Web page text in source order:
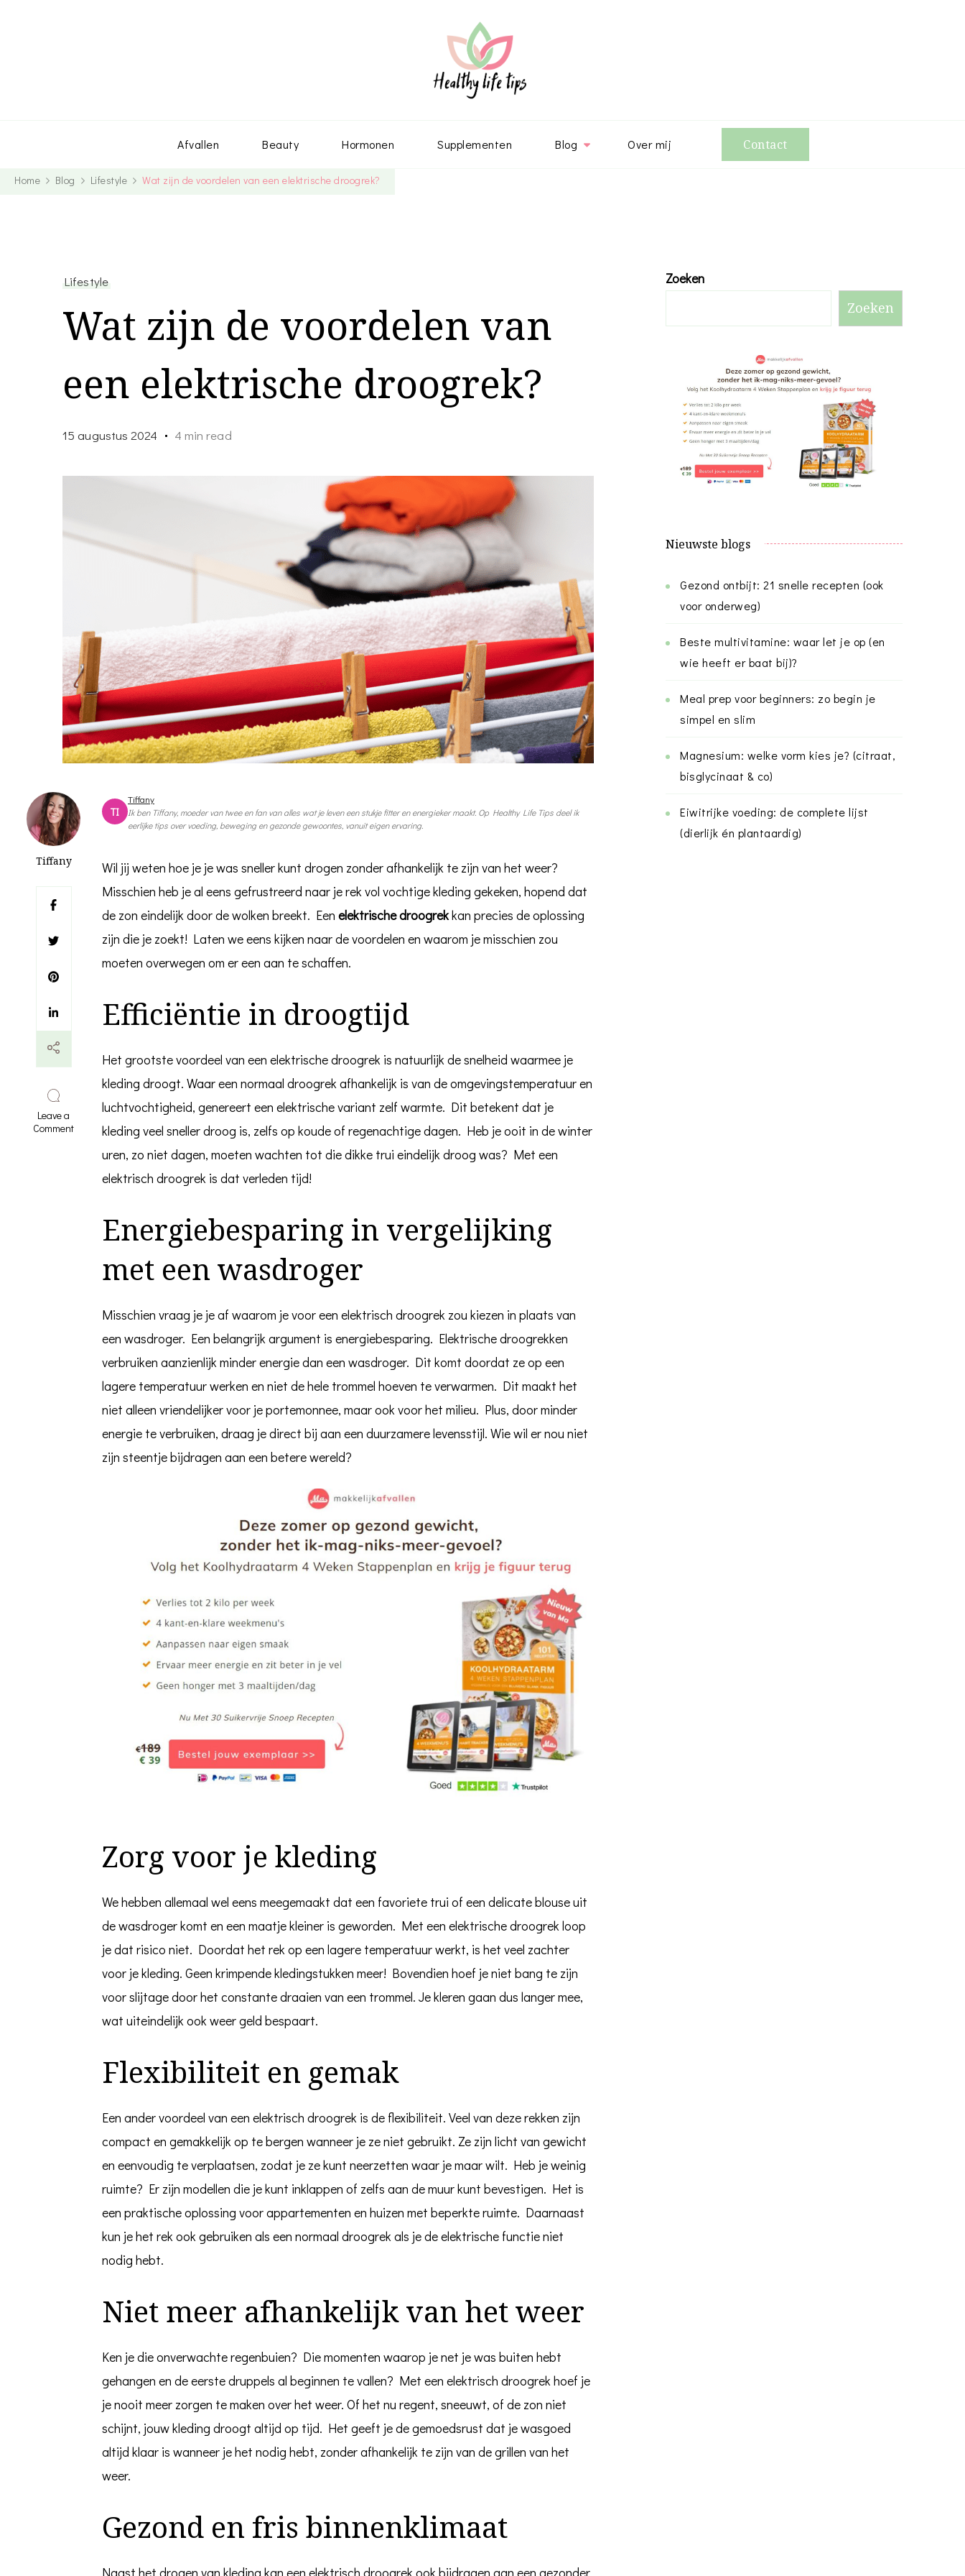
Afvallen Beauty Hormonen Supplementen Blog Over mij Contact
Home Blog Lifestyle Wat zijn de voordelen van een elektrische droogrek?
Lifestyle
Wat zijn de voordelen van
een elektrische droogrek?
15 augustus 2024 4 min read
Tiffany
Leave a
Commenton
voordelen
elektrische
droogrek?
TI
Tiffany
Ik ben Tiffany, moeder van twee en fan van alles wat je leven een stukje fitter en energieker maakt. Op Healthy Life Tips deel ik
eerlijke tips over voeding, beweging en gezonde gewoontes, vanuit eigen ervaring.
Wil jij weten hoe je je was sneller kunt drogen zonder afhankelijk te zijn van het weer?
Misschien heb je al eens gefrustreerd naar je rek vol vochtige kleding gekeken, hopend dat
de zon eindelijk door de wolken breekt. Een elektrische droogrekkan precies de oplossing
zijn die je zoekt! Laten we eens kijken naar de voordelen en waarom je misschien zou
moeten overwegen om er een aan te schaffen.
Efficiëntie in droogtijd
Het grootste voordeel van een elektrische droogrek is natuurlijk de snelheid waarmee je
kleding droogt. Waar een normaal droogrek afhankelijk is van de omgevingstemperatuur en
luchtvochtigheid, genereert een elektrische variant zelf warmte. Dit betekent dat je
kleding veel sneller droog is, zelfs op koude of regenachtige dagen. Heb je ooit in de winter
uren, zo niet dagen, moeten wachten tot die dikke trui eindelijk droog was? Met een
elektrisch droogrek is dat verleden tijd!
Energiebesparing in vergelijking
met een wasdroger
Misschien vraag je je af waarom je voor een elektrisch droogrek zou kiezen in plaats van
een wasdroger. Een belangrijk argument is energiebesparing. Elektrische droogrekken
verbruiken aanzienlijk minder energie dan een wasdroger. Dit komt doordat ze op een
lagere temperatuur werken en niet de hele trommel hoeven te verwarmen. Dit maakt het
niet alleen vriendelijker voor je portemonnee, maar ook voor het milieu. Plus, door minder
energie te verbruiken, draag je direct bij aan een duurzamere levensstijl. Wie wil er nou niet
zijn steentje bijdragen aan een betere wereld?
Zorg voor je kleding
We hebben allemaal wel eens meegemaakt dat een favoriete trui of een delicate blouse uit
de wasdroger komt en een maatje kleiner is geworden. Met een elektrische droogrek loop
je dat risico niet. Doordat het rek op een lagere temperatuur werkt, is het veel zachter
voor je kleding. Geen krimpende kledingstukken meer! Bovendien hoef je niet bang te zijn
voor slijtage door het constante draaien van een trommel. Je kleren gaan dus langer mee,
wat uiteindelijk ook weer geld bespaart.
Flexibiliteit en gemak
Een ander voordeel van een elektrisch droogrek is de flexibiliteit. Veel van deze rekken zijn
compact en gemakkelijk op te bergen wanneer je ze niet gebruikt. Ze zijn licht van gewicht
en eenvoudig te verplaatsen, zodat je ze kunt neerzetten waar je maar wilt. Heb je weinig
ruimte? Er zijn modellen die je kunt inklappen of zelfs aan de muur kunt bevestigen. Het is
een praktische oplossing voor appartementen en huizen met beperkte ruimte. Daarnaast
kun je het rek ook gebruiken als een normaal droogrek als je de elektrische functie niet
nodig hebt.
Niet meer afhankelijk van het weer
Ken je die onverwachte regenbuien? Die momenten waarop je net je was buiten hebt
gehangen en de eerste druppels al beginnen te vallen? Met een elektrisch droogrek hoef je
je nooit meer zorgen te maken over het weer. Of het nu regent, sneeuwt, of de zon niet
schijnt, jouw kleding droogt altijd op tijd. Het geeft je de gemoedsrust dat je wasgoed
altijd klaar is wanneer je het nodig hebt, zonder afhankelijk te zijn van de grillen van het
weer.
Gezond en fris binnenklimaat
Naast het drogen van kleding kan een elektrisch droogrek ook bijdragen aan een gezonder
Zoeken
Zoeken
Nieuwste blogs
Gezond ontbijt: 21 snelle recepten (ook
voor onderweg)
Beste multivitamine: waar let je op (en
wie heeft er baat bij)?
Meal prep voor beginners: zo begin je
simpel en slim
Magnesium: welke vorm kies je? (citraat,
bisglycinaat & co)
Eiwitrijke voeding: de complete lijst
(dierlijk én plantaardig)